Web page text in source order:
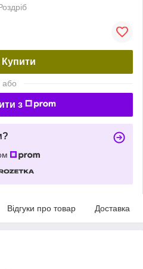
Купити
або
з
Відгуки про товар Доставка